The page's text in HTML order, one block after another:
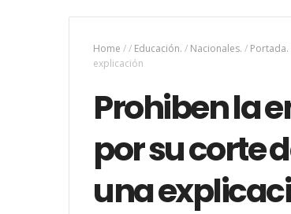
Home // Educación. / Nacionales. / Portada.
explicación
Prohiben la
por su corte
una